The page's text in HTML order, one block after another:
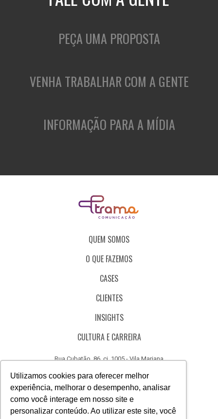
Utilizamos cookies para oferecer melhor
experiência, melhorar o desempenho, analisar
como você interage em nosso site e
personalizar conteúdo. Ao utilizar este site, você
PEÇA UMA PROPOSTA
VENHA TRABALHAR COM A GENTE
INFORMAÇÃO PARA A MÍDIA
QUEM SOMOS
O QUE FAZEMOS
CASES
CLIENTES
INSIGHTS
CULTURA E CARREIRA
Rua Cubatão, 86, cj. 1005 - Vila Mariana
CÓDIGO DE ÉTICA
CANAL DE DENÚNCIAS